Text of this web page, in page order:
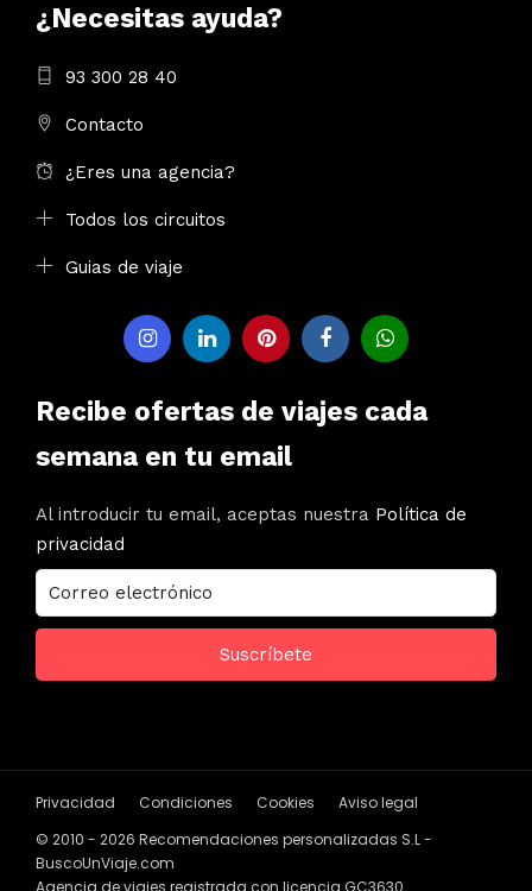
¿Necesitas ayuda?
93 300 28 40
Contacto
¿Eres una agencia?
Todos los circuitos
Guias de viaje
Recibe ofertas de viajes cada
semana en tu email
Al introducir tu email, aceptas nuestra Política de
privacidad
Privacidad Condiciones Cookies
Aviso legal
© 2010 - 2026 Recomendaciones personalizadas S.L -
BuscoUnViaje.com
Agencia de viajes registrada con licencia GC3630